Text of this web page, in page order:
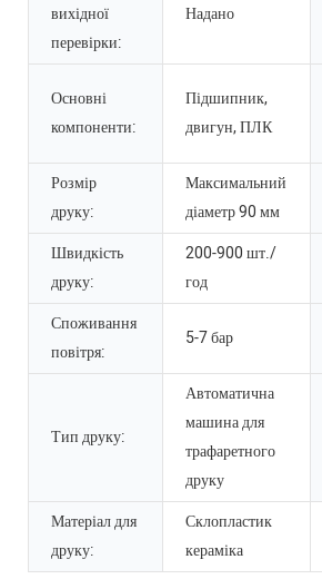
вихідної
перевірки:
Надано
Основні
компоненти:
Підшипник,
двигун, ПЛК
Розмір
друку:
Максимальний
діаметр 90 мм
Швидкість
друку:
200-900 шт./
год
Споживання
повітря:
5-7 бар
Тип друку:
Автоматична
машина для
трафаретного
друку
Матеріал для
друку:
Склопластик
кераміка